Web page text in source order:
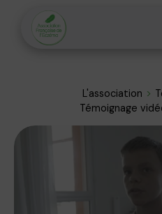
L'association
Témoignage